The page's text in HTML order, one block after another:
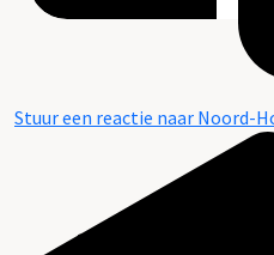
Stuur een reactie naar Noord-